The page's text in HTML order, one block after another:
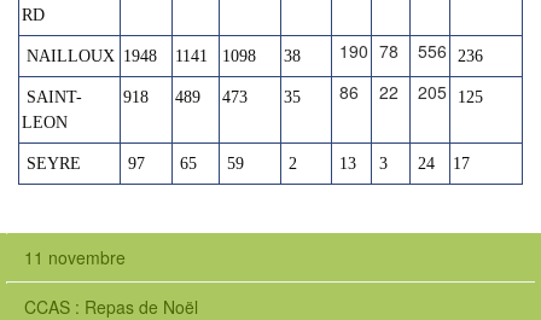
RD
NAILLOUX 1948 1141 1098 38 190 78 556 236
SAINT-
LEON
918 489 473 35 86 22 205 125
SEYRE 97 65 59 2 13 3 24 17
11 novembre
CCAS : Repas de Noël